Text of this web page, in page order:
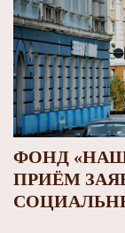
ФОНД
ПРИЁМ